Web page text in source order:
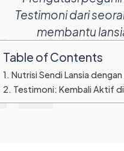
Testimoni dari
membantu
Table of Contents
Nutrisi Sendi Lansia
Testimoni: Kembali Aktif